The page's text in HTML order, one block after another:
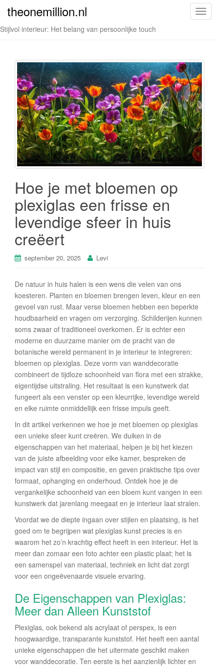
T
l
e
n
a
v
i
g
a
t
i
o
theonemillion.nl
Stijlvol interieur: Het belang van persoonlijke touch
Hoe je met bloemen op
plexiglas een frisse en
levendige sfeer in huis
creëert
september 20, 2025 Levi
De natuur in huis halen is een wens die velen van ons
koesteren. Planten en bloemen brengen leven, kleur en een
gevoel van rust. Maar verse bloemen hebben een beperkte
houdbaarheid en vragen om verzorging. Schilderijen kunnen
soms zwaar of traditioneel overkomen. Er is echter een
moderne en duurzame manier om de pracht van de
botanische wereld permanent in je interieur te integreren:
bloemen op plexiglas. Deze vorm van wanddecoratie
combineert de tijdloze schoonheid van flora met een strakke,
eigentijdse uitstraling. Het resultaat is een kunstwerk dat
fungeert als een venster op een kleurrijke, levendige wereld
en elke ruimte onmiddellijk een frisse impuls geeft.
In dit artikel verkennen we hoe je met bloemen op plexiglas
een unieke sfeer kunt creëren. We duiken in de
eigenschappen van het materiaal, helpen je bij het kiezen
van de juiste afbeelding voor elke kamer, bespreken de
impact van stijl en compositie, en geven praktische tips over
formaat, ophanging en onderhoud. Ontdek hoe je de
vergankelijke schoonheid van een bloem kunt vangen in een
kunstwerk dat jarenlang meegaat en je interieur laat stralen.
Voordat we de diepte ingaan over stijlen en plaatsing, is het
goed om te begrijpen wat plexiglas kunst precies is en
waarom het zo’n krachtig effect heeft in een interieur. Het is
meer dan zomaar een foto achter een plastic plaat; het is
een samenspel van materiaal, techniek en licht dat zorgt
voor een ongeëvenaarde visuele ervaring.
De Eigenschappen van Plexiglas:
Meer dan Alleen Kunststof
Plexiglas, ook bekend als acrylaat of perspex, is een
hoogwaardige, transparante kunststof. Het heeft een aantal
unieke eigenschappen die het uitermate geschikt maken
voor wanddecoratie. Ten eerste is het aanzienlijk lichter en